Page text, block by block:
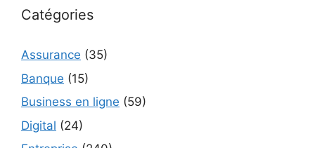
Catégories
Assurance (35)
Banque (15)
Business en ligne (59)
Digital (24)